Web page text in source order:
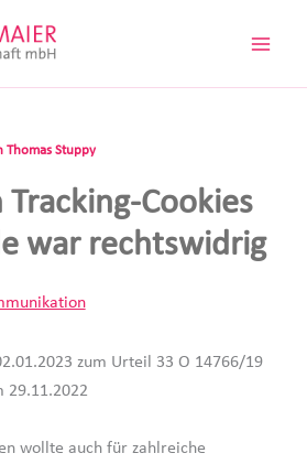
Thomas Stuppy
Tracking-Cookies
war rechtswidrig
zum Urteil 33 O 14766/19
29.11.2022
wollte auch für zahlreiche